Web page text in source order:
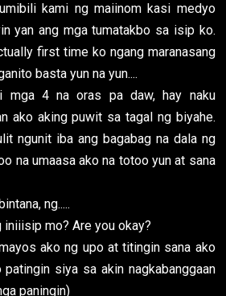
kami ng maiinom kasi medyo
yan ang mga tumatakbo sa isip ko.
first time ko ngang maranasang
basta yun na yun....
mga 4 na oras pa daw, hay naku
ako aking puwit sa tagal ng biyahe.
ngunit iba ang bagabag na dala ng
na umaasa ako na totoo yun at sana
ng.....
iniiisip mo? Are you okay?
ako ng upo at titingin sana ako
siya sa akin nagkabanggaan
paningin)